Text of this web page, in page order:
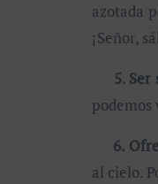
azotada
¡Señor,
5.
podemos
6.
al cielo.